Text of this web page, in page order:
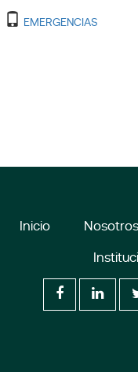
EMERGENCIAS
Inicio Nosotros